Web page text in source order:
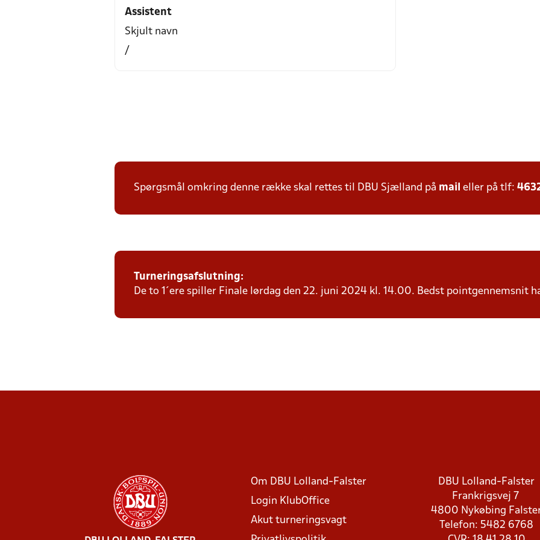
Assistent
Skjult navn
/
Spørgsmål omkring denne række skal rettes til DBU Sjælland på mail eller på tlf:
Turneringsafslutning:
De to 1´ere spiller Finale lørdag den 22. juni 2024 kl. 14.00. Bedst pointgennemsnit
Om DBU Lolland-Falster
Login KlubOffice
Akut turneringsvagt
DBU Lolland-Falster
Frankrigsvej 7
4800 Nykøbing
Telefon: 5482 6768